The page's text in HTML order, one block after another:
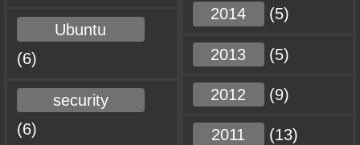
2014 (5)
2013 (5)
2012 (9)
2011 (13)
Ubuntu
(6)
security
(6)